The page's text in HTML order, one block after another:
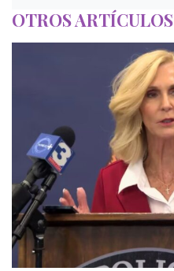
OTROS ARTÍCULOS